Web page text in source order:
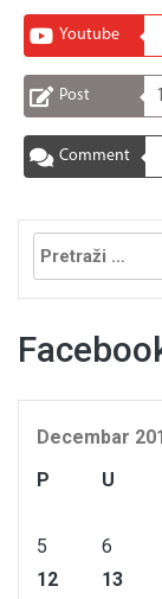
Youtube
Post
Comment
Pretraga:
Decembar
P
U
5
6
12
13